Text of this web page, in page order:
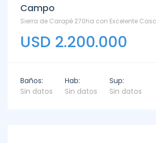
Campo
USD 2.200.000
Baños:
Sin datos
Hab:
Sin datos
Sup:
Sin datos